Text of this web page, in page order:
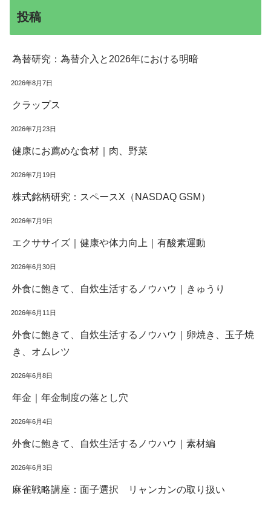
投稿
為替研究：為替介入と2026年における明暗
2026年8月7日
クラップス
2026年7月23日
健康にお薦めな食材｜肉、野菜
2026年7月19日
株式銘柄研究：スペースX（NASDAQ GSM）
2026年7月9日
エクササイズ｜健康や体力向上｜有酸素運動
2026年6月30日
外食に飽きて、自炊生活するノウハウ｜きゅうり
2026年6月11日
外食に飽きて、自炊生活するノウハウ｜卵焼き、玉子焼
き、オムレツ
2026年6月8日
年金｜年金制度の落とし穴
2026年6月4日
外食に飽きて、自炊生活するノウハウ｜素材編
2026年6月3日
麻雀戦略講座：面子選択 リャンカンの取り扱い